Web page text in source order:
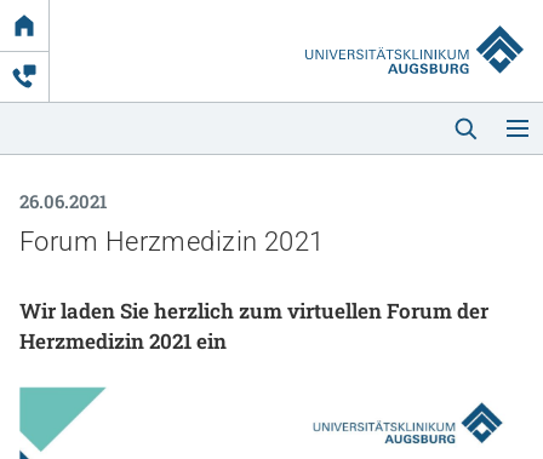
Link
zur
Startseite
Kliniken & Einrichtungen
26.06.2021
Forum Herzmedizin 2021
Wir laden Sie herzlich zum virtuellen Forum der
Herzmedizin 2021 ein